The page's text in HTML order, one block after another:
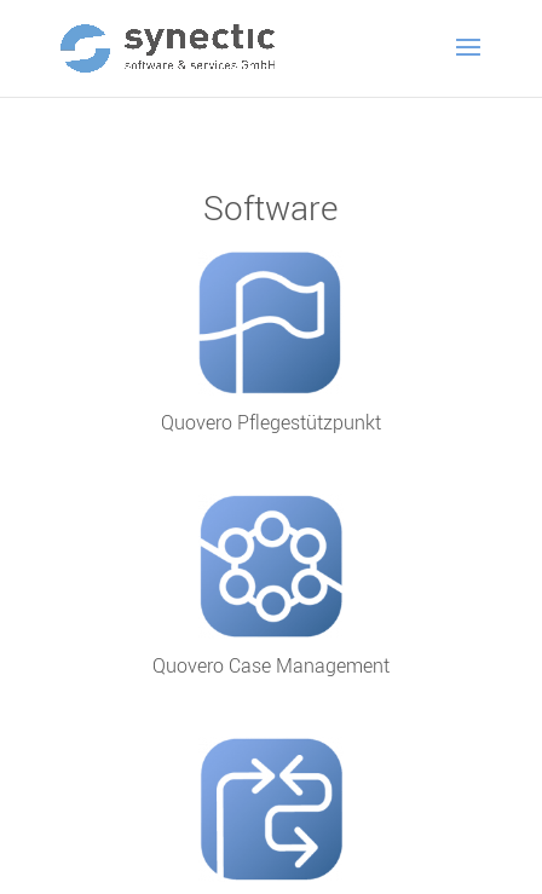
Software
Quovero Pflegestützpunkt
Quovero Case Management